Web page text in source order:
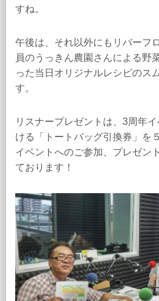
すね。
午後は、それ以外にもリバーフ
員のうっきん農園さんによる野
った当日オリジナルレシピのス
す。
リスナープレゼントは、3周年
ける「トートバッグ引換券」を
イベントへのご参加、プレゼン
ております！